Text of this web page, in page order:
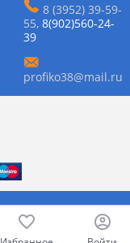
8 (3952) 39-59-
55, 8(902)560-24-
39
profiko38@mail.ru